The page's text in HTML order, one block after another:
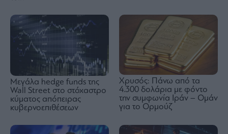
Μεγάλα hedge funds της
Wall Street στο στόχαστρο
κύματος απόπειρας
κυβερνοεπιθέσεων
Χρυσός: Πάνω από τα
4.300 δολάρια με φόντο
την συμφωνία Ιράν – Ομάν
για το Ορμούζ